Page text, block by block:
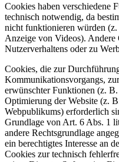
Cookies haben verschiedene
technisch notwendig, da
nicht funktionieren würden
Anzeige von Videos).
Nutzerverhaltens oder zu
Cookies, die zur
Kommunikationsvorgangs,
erwünschter Funktionen (z.
Optimierung der Website (z.
Webpublikums) erforderlich
Grundlage von Art. 6 Abs. 1
andere Rechtsgrundlage
ein berechtigtes Interesse an
Cookies zur technisch